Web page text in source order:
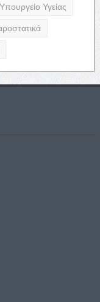
Υπουργείο Υγείας